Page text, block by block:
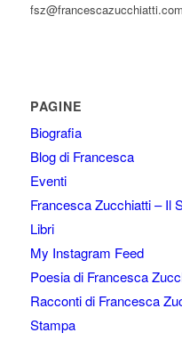
PAGINE
Biografia
Blog di Francesca
Eventi
Francesca Zucchiatti – Il
Libri
My Instagram Feed
Poesia di Francesca
Racconti di Francesca
Stampa